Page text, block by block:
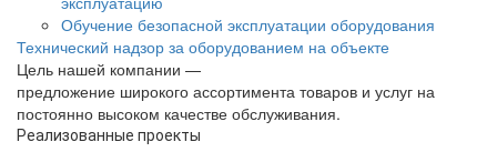
Обучение безопасной эксплуатации оборудования
Технический надзор за оборудованием на объекте
Цель нашей компании —
предложение широкого ассортимента товаров и услуг на
постоянно высоком качестве обслуживания.
Реализованные проекты